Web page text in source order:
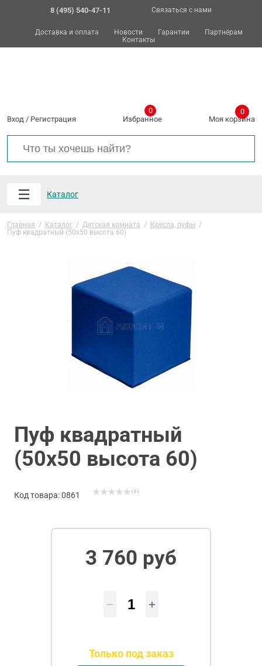
8 (495) 540-47-11 Связаться с нами
Доставка и оплата Новости Гарантии
Партнёрам
Контакты
Вход / Регистрация Избранное
0
Моя корзина
0
Каталог
Главная / Каталог / Детская комната / Кресла, пуфы /
Пуф квадратный (50х50 высота 60)
Пуф квадратный
(50х50 высота 60)
Код товара: 0861 ( 0 )
3 760 руб
Только под заказ